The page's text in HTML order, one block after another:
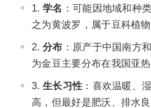
学名 ：可能因地域和种
之为黄波罗，属于豆科植物
分布 ：原产于中国南方
为金豆主要分布在我国亚热
生长习性 ：喜欢温暖、
高，但最好是肥沃、排水